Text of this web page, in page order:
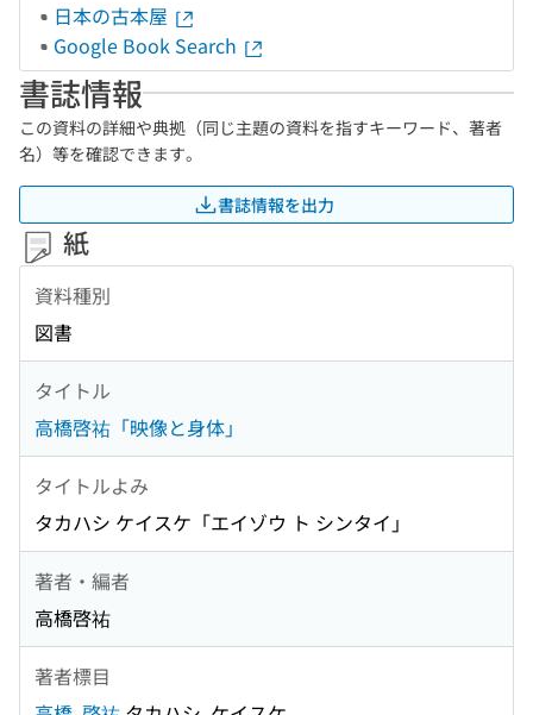
日本の古本屋
Google Book Search
書誌情報
この資料の詳細や典拠（同じ主題の資料を指すキーワード、著者
名）等を確認できます。
書誌情報を出力
紙
資料種別
図書
タイトル
高橋啓祐「映像と身体」
タイトルよみ
タカハシ ケイスケ「エイゾウ ト シンタイ」
著者・編者
高橋啓祐
著者標目